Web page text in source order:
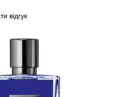
відгук